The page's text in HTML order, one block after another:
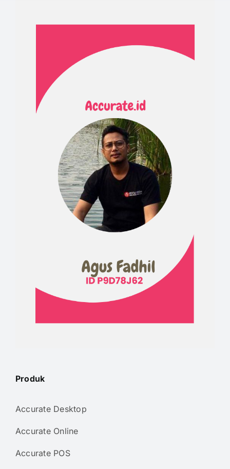
Produk
Accurate Desktop
Accurate Online
Accurate POS